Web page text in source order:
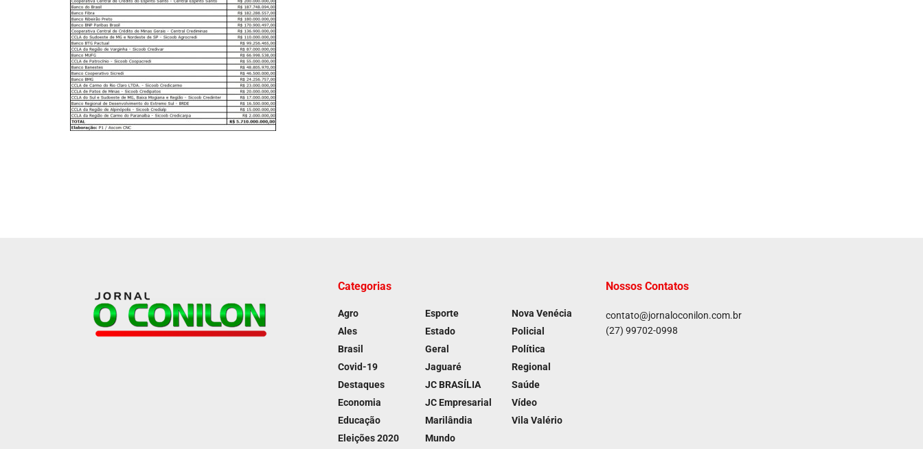
Categorias
Agro
Ales
Brasil
Covid-19
Destaques
Economia
Educação
Eleições 2020
Esporte
Estado
Geral
Jaguaré
JC BRASÍLIA
JC Empresarial
Marilândia
Mundo
Nova Venécia
Policial
Política
Regional
Saúde
Vídeo
Vila Valério
Nossos Contatos
contato@jornaloconilon.com.br
(27) 99702-0998